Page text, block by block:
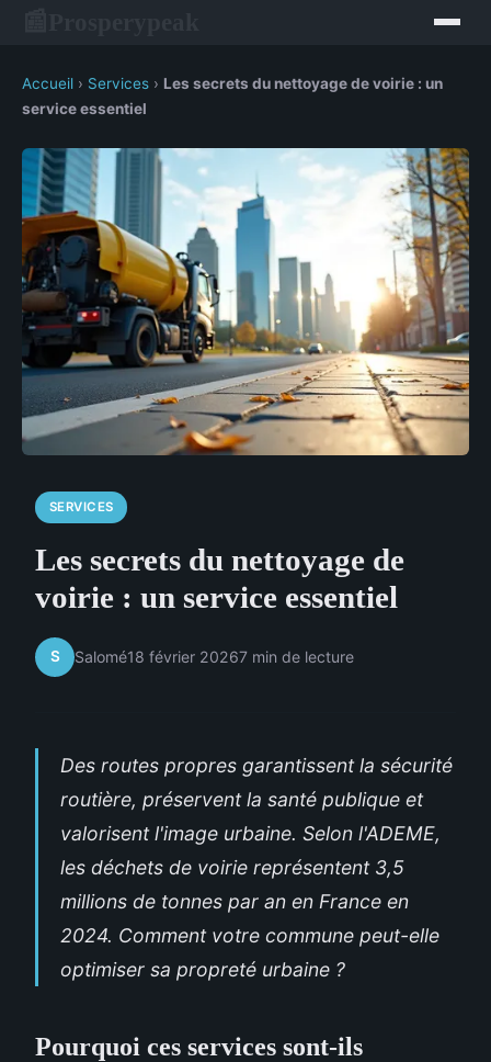
Accueil › Services › Les secrets du nettoyage de voirie : un
service essentiel
SERVICES
Les secrets du nettoyage de
voirie : un service essentiel
S Salomé18 février 20267 min de lecture
Des routes propres garantissent la sécurité
routière, préservent la santé publique et
valorisent l'image urbaine. Selon l'ADEME,
les déchets de voirie représentent 3,5
millions de tonnes par an en France en
2024. Comment votre commune peut-elle
optimiser sa propreté urbaine ?
Pourquoi ces services sont-ils